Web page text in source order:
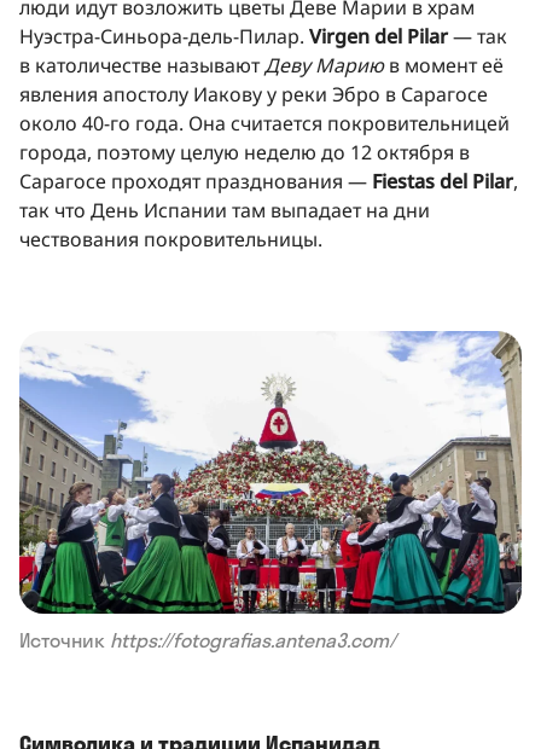
люди идут возложить цветы Деве Марии в храм
Нуэстра-Синьора-дель-Пилар. Virgen del Pilar— так
в католичестве называютДеву Мариюв момент её
явления апостолу Иакову у реки Эбро в Сарагосе
около 40-го года. Она считается покровительницей
города, поэтому целую неделю до 12 октября в
Сарагосе проходят празднования — Fiestas del Pilar,
так что День Испании там выпадает на дни
чествования покровительницы.
Источник https://fotografias.antena3.com/